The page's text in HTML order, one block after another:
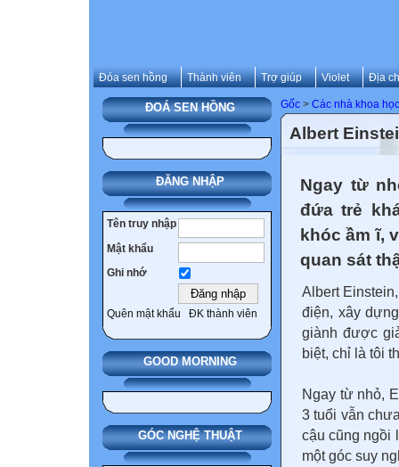
Đóa sen hồng Thành viên Trợ giúp Violet Địa
ĐOÁ SEN HỒNG
ĐĂNG NHẬP
Tên truy nhập
Mật khẩu
Ghi nhớ
Quên mật khẩu ĐK thành viên
GOOD MORNING
GÓC NGHỆ THUẬT
Gốc > Các nhà khoa
Albert
Ngay từ
đứa trẻ
khóc ầm ĩ,
quan sát
Albert
điện, xây
giành được
biệt, chỉ là tôi
Ngay từ nhỏ,
3 tuổi vẫn
cậu cũng ngồi
một góc suy